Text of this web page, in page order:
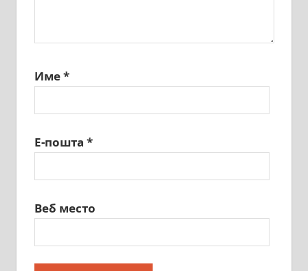
Име*
Е-пошта *
Веб место